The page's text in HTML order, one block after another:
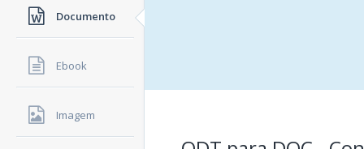
Documento
Ebook
Imagem